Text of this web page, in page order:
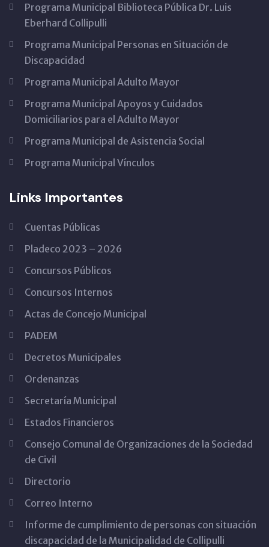
Programa Municipal Biblioteca Pública Dr. Luis
Eberhard Collipulli
Programa Municipal Personas en Situación de
Discapacidad
Programa Municipal Adulto Mayor
Programa Municipal Apoyos y Cuidados
Domiciliarios para el Adulto Mayor
Programa Municipal de Asistencia Social
Programa Municipal Vínculos
Links Importantes
Cuentas Públicas
Pladeco 2023 – 2026
Concursos Públicos
Concursos Internos
Actas de Concejo Municipal
PADEM
Decretos Municipales
Ordenanzas
Secretaría Municipal
Estados Financieros
Consejo Comunal de Organizaciones de la Sociedad
de Civil
Directorio
Correo Interno
Informe de cumplimiento de personas con situación
discapacidad de la Municipalidad de Collipulli